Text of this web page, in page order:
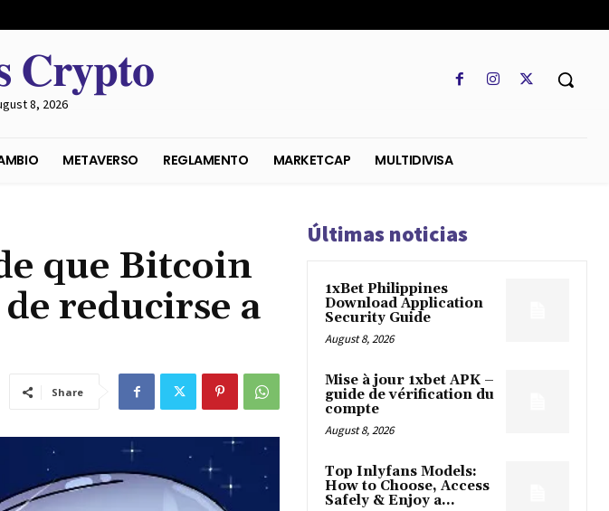
𝐂𝐫𝐲𝐩𝐭𝐨
8, 2026
que Bitcoin
reducirse a
Share
Últimas noticias
1xBet Philippines
Download Application
Security Guide
August 8, 2026
Mise à jour 1xbet APK –
guide de vérification du
compte
August 8, 2026
Top Inlyfans Models:
How to Choose, Access
Safely & Enjoy a...